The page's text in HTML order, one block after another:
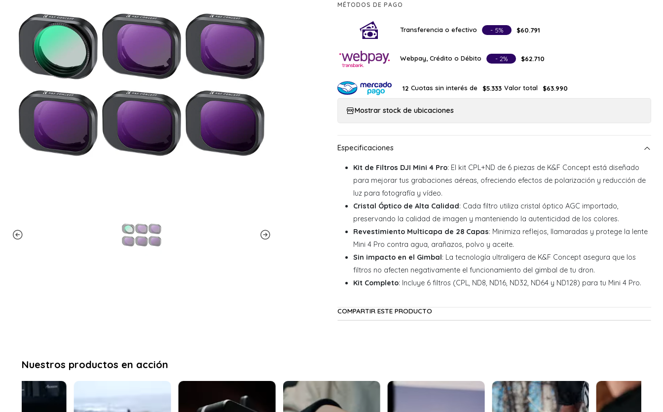
MÉTODOS DE PAGO
Transferencia o efectivo - 5% $60.791
Webpay, Crédito o Débito - 2% $62.710
12 Cuotas sin interés de $5.333 Valor total $63.990
Mostrar stock de ubicaciones
Kit de Filtros DJI Mini 4 Pro: El kit CPL+ND de 6 piezas de K&F Concept está diseñado
para mejorar tus grabaciones aéreas, ofreciendo efectos de polarización y reducción de
luz para fotografía y vídeo.
Cristal Óptico de Alta Calidad: Cada filtro utiliza cristal óptico AGC importado,
preservando la calidad de imagen y manteniendo la autenticidad de los colores.
Revestimiento Multicapa de 28 Capas: Minimiza reflejos, llamaradas y protege la lente
Mini 4 Pro contra agua, arañazos, polvo y aceite.
Sin impacto en el Gimbal: La tecnología ultraligera de K&F Concept asegura que los
filtros no afecten negativamente el funcionamiento del gimbal de tu dron.
Kit Completo: Incluye 6 filtros (CPL, ND8, ND16, ND32, ND64 y ND128) para tu Mini 4 Pro.
COMPARTIR ESTE PRODUCTO